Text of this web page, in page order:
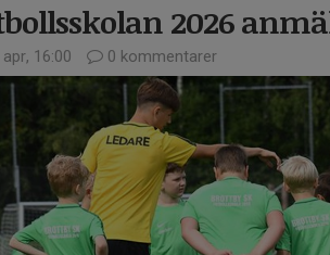
2026
apr, 16:00 0 kommentarer